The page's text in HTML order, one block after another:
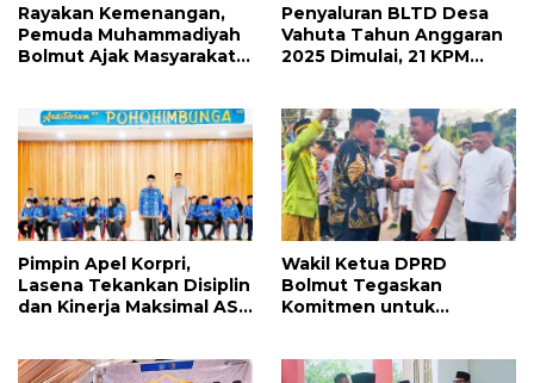
Rayakan Kemenangan,
Pemuda Muhammadiyah
Bolmut Ajak Masyarakat
Penyaluran BLTD Desa
Vahuta Tahun Anggaran
2025 Dimulai, 21 KPM
Pimpin Apel Korpri,
Lasena Tekankan Disiplin
dan Kinerja Maksimal ASN
Wakil Ketua DPRD
Bolmut Tegaskan
Komitmen untuk
Bersama Gubernur Sulut